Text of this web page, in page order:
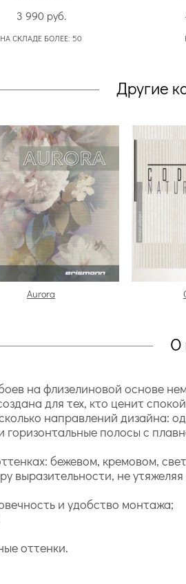
3 990 руб.
НА СКЛАДЕ БОЛЕЕ: 50
Другие
Aurora
О
на флизелиновой основе
для тех, кто ценит
направлений дизайна:
полосы с
бежевом, кремовом,
выразительности, не
и удобство монтажа;
оттенки.